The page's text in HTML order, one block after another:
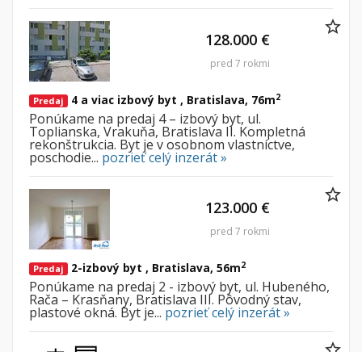
Predaj 4 a viac izbový byt , Bratislava, 76m2
Ponúkame na predaj 4 – izbový byt, ul.
Toplianska, Vrakuňa, Bratislava II. Kompletná
rekonštrukcia. Byt je v osobnom vlastníctve,
poschodie... pozrieť celý inzerát »
128.000 €
pred 7 rokmi
Predaj 2-izbový byt , Bratislava, 56m2
Ponúkame na predaj 2 - izbový byt, ul. Hubeného,
Rača – Krasňany, Bratislava III. Pôvodný stav,
plastové okná. Byt je... pozrieť celý inzerát »
123.000 €
pred 7 rokmi